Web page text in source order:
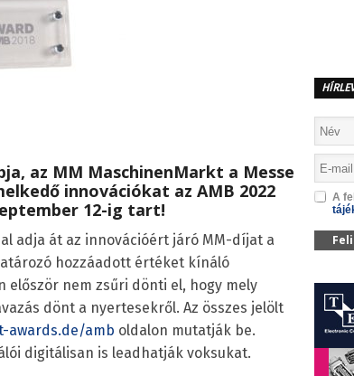
az MM MaschinenMarkt a Messe
innovációkat az AMB 2022
12-ig tart!
adja át az innovációért járó MM-díjat a
hozzáadott értéket kínáló
először nem zsűri dönti el, hogy mely
dönt a nyertesekről. Az összes jelölt
awards.de/amb oldalon mutatják be.
digitálisan is leadhatják voksukat.
A